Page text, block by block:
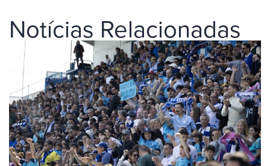
Notícias Relacionadas